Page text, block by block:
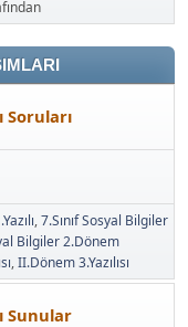
Soruları
7.Sınıf Sosyal Bilgiler
Bilgiler 2.Dönem
II.Dönem 3.Yazılısı
Sunular